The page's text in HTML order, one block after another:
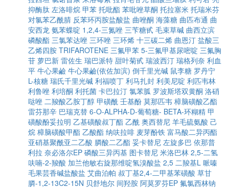
抑酶肽 左洛啡烷 甲苯 托吡酯 苯吡唑草酮 托拉塞米 托瑞米芬
对氯苯乙酰腈 反苯环丙胺盐酸盐 曲唑酮 海藻糖 曲匹布通 曲
安西龙 氨苯蝶啶 1,2,4-三氮唑 三苄糖甙 毛束草碱 曲西立滨
磷酸酯 三氯苯达唑 三环唑 三环烯 十三碳二烯 曲恩汀 盐酸三
乙烯四胺 TRIFAROTENE 三氟甲苯 5-三氟甲基尿嘧啶 三氟胸
苷 萝巴新 雷佐生 瑞巴派特 甜叶菊甙 瑞波西汀 瑞格列奈 利血
平 牛心果鹼 牛心果鹼(依佐加滨) 倒千里光碱 鼠李糖 罗丹宁
L-核糖 瑞氏千里光碱 利福喷丁 利马扎封 利美尼啶 利匹韦林
利鲁唑 利培酮 利托菌 卡巴拉汀 氯苯胍 罗波斯塔双黄酮 洛硝
哒唑 二羧酸乙胺丁醇 甲磺酰 壬基酚 莫那匹韦 樟脑磺酸乙酯
雷芬那辛 巴瑞克替 6-O-ALPHA-D-葡萄糖- BETA-环糊精 甲
磺酸酚妥拉明 乙基磺酸叔丁酯 乙酰 奥西替尼 羊毛硫氨酸 己
烷 樟脑磺酸甲酯 乙酸酯 纳呋拉啡 麦芽酚铁 富马酸二异丙酯
亚硝基聚酰亚二乙酸 膦酸二乙酯 妥卡替尼 左旋多巴 依那普
利拉 奈必洛尔EP 磷酸三异丙基 图卡替尼 米洛巴林 2,5-二氢
呋喃-2-羧酸 加兰他敏右旋那维啶氢溴酸盐 2,5 二羧基L 哌嗪
毛果芸香碱盐酸盐 艾曲泊帕 叔丁基2,4-二甲基苯磺酸 草甘
膦-1,2-13C2-15N 贝舒地尔 间羟胺 阿莫罗芬EP 氟氯西林钠